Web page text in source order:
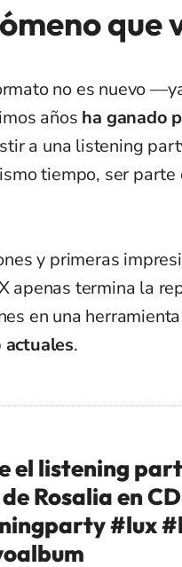
que
no es nuevo
años ha ganado
a una listening
tiempo, ser parte
y primeras
apenas termina la
en una
.
el listening
de Rosalia en
#lux